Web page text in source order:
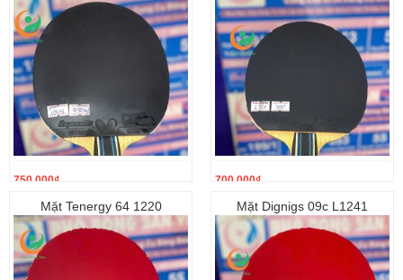
750.000₫ 700.000₫
Mặt Tenergy 64 1220 Mặt Dignigs 09c L1241